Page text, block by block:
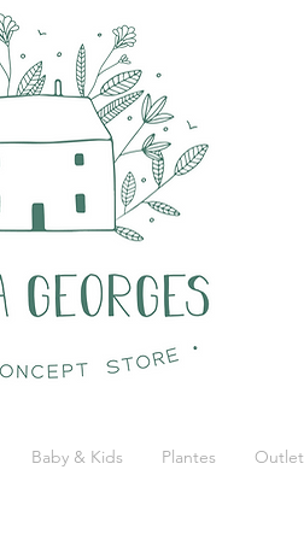
Baby & Kids Plantes Outlet